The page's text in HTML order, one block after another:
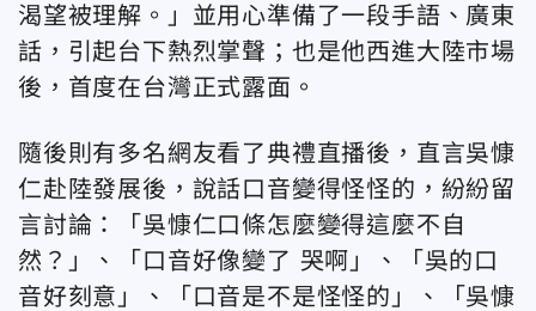
渴望被理解。」並用心準備了一段手語、廣東
話，引起台下熱烈掌聲；也是他西進大陸市場
後，首度在台灣正式露面。
隨後則有多名網友看了典禮直播後，直言吳慷
仁赴陸發展後，說話口音變得怪怪的，紛紛留
言討論：「吳慷仁口條怎麼變得這麼不自
然？」、「口音好像變了 哭啊」、「吳的口
音好刻意」、「口音是不是怪怪的」、「吳慷